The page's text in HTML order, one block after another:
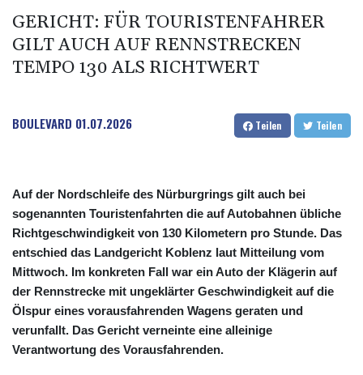
GERICHT: FÜR TOURISTENFAHRER
GILT AUCH AUF RENNSTRECKEN
TEMPO 130 ALS RICHTWERT
BOULEVARD 01.07.2026 Teilen Teilen
Auf der Nordschleife des Nürburgrings gilt auch bei
sogenannten Touristenfahrten die auf Autobahnen übliche
Richtgeschwindigkeit von 130 Kilometern pro Stunde. Das
entschied das Landgericht Koblenz laut Mitteilung vom
Mittwoch. Im konkreten Fall war ein Auto der Klägerin auf
der Rennstrecke mit ungeklärter Geschwindigkeit auf die
Ölspur eines vorausfahrenden Wagens geraten und
verunfallt. Das Gericht verneinte eine alleinige
Verantwortung des Vorausfahrenden.